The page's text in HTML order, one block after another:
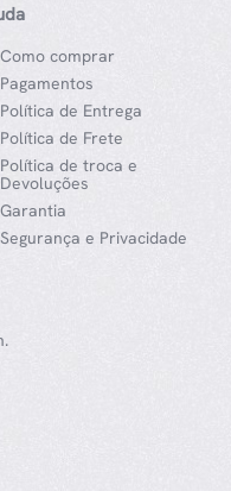
Como comprar
Pagamentos
Política de Entrega
Política de Frete
Política de troca e
Devoluções
Garantia
Segurança e Privacidade